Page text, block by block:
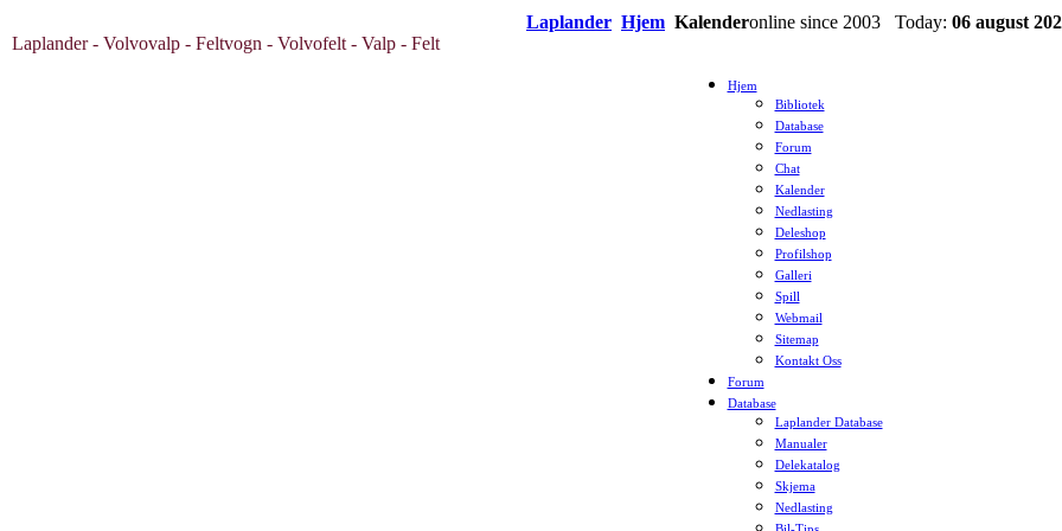
Laplander Hjem Kalenderonline since 2003 Today: 06 august
Laplander - Volvovalp - Feltvogn - Volvofelt - Valp - Felt
Hjem
Bibliotek
Database
Forum
Chat
Kalender
Nedlasting
Deleshop
Profilshop
Galleri
Spill
Webmail
Sitemap
Kontakt Oss
Forum
Database
Laplander Database
Manualer
Delekatalog
Skjema
Nedlasting